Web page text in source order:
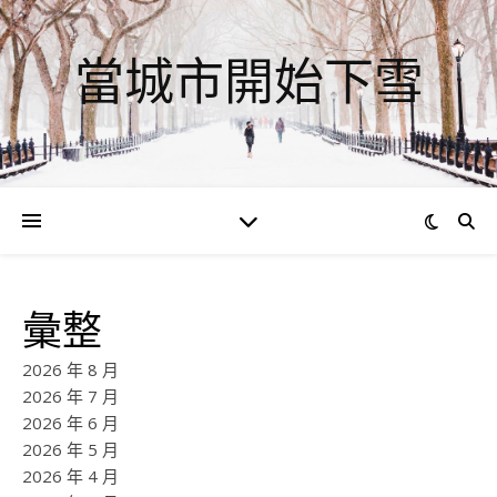
當城市開始下雪
彙整
2026 年 8 月
2026 年 7 月
2026 年 6 月
2026 年 5 月
2026 年 4 月